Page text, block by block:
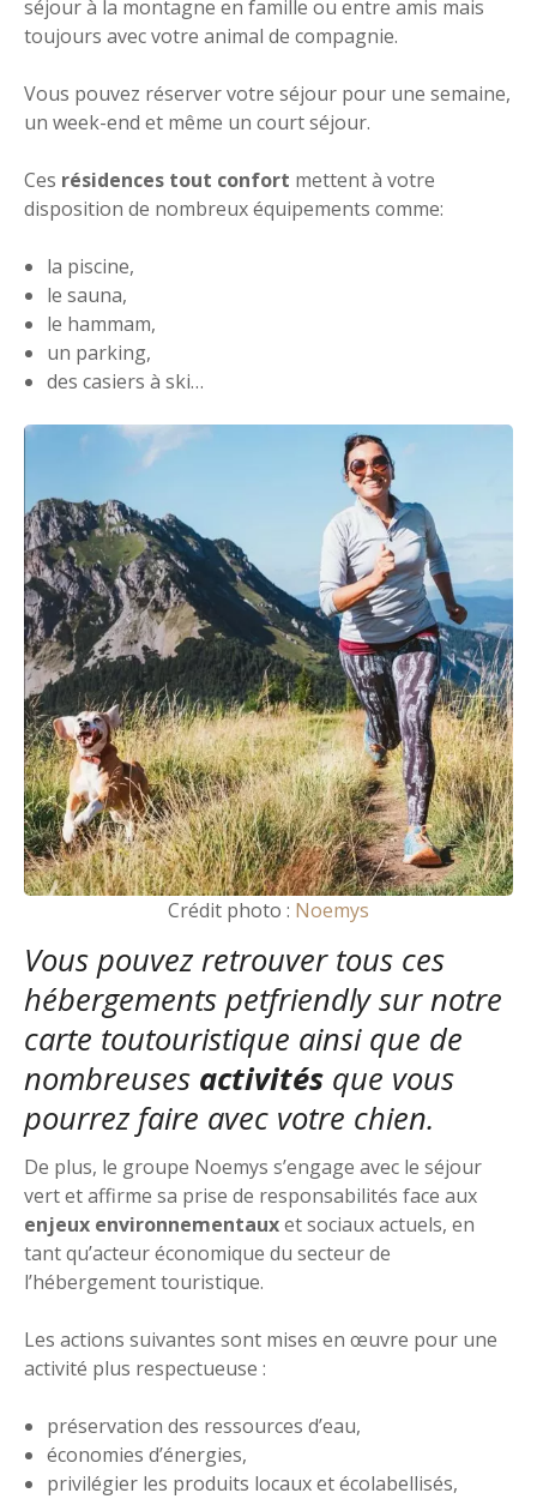
séjour à la montagne en famille ou entre amis mais
toujours avec votre animal de compagnie.
Vous pouvez réserver votre séjour pour une semaine,
un week-end et même un court séjour.
Ces résidences tout confort mettent à votre
disposition de nombreux équipements comme:
la piscine,
le sauna,
le hammam,
un parking,
des casiers à ski…
Crédit photo : Noemys
Vous pouvez retrouver tous ces
hébergements petfriendly sur notre
carte toutouristique ainsi que de
nombreuses activités que vous
pourrez faire avec votre chien.
De plus, le groupe Noemys s’engage avec le séjour
vert et affirme sa prise de responsabilités face aux
enjeux environnementauxet sociaux actuels, en
tant qu’acteur économique du secteur de
l’hébergement touristique.
Les actions suivantes sont mises en œuvre pour une
activité plus respectueuse :
préservation des ressources d’eau,
économies d’énergies,
privilégier les produits locaux et écolabellisés,